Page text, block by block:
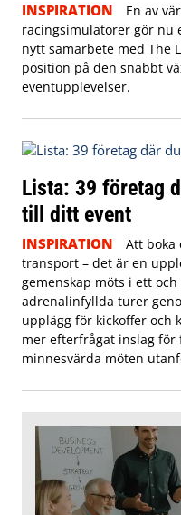
INSPIRATION
En av
racingsimulatorer gör nu
nytt samarbete med The
position på den snabbt
eventupplevelser.
Lista: 39 företag
till ditt event
INSPIRATION
Att boka
transport – det är en
gemenskap möts i ett
adrenalinfyllda turer
upplägg för kickoffer och
mer efterfrågat inslag för
minnesvärda möten